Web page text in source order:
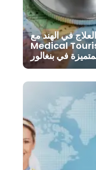
العلاج في الهند مع Gulf Corner
Medical
في بنغالور